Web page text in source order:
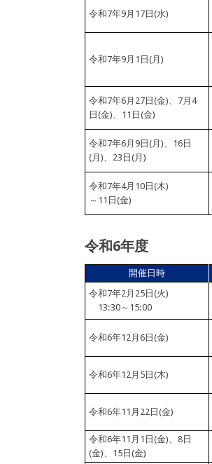
令和7年9月17日(水)
令和7年9月1日(月)
令和7年6月27日(金)、7月4
日(金)、11日(金)
令和7年6月9日(月)、16日
(月)、23日(月)
令和7年4月10日(木)
～11日(金)
令和6年度
開催日時
令和7年2月25日(火)
13:30～15:00
令和6年12月6日(金)
令和6年12月5日(木)
令和6年11月22日(金)
令和6年11月1日(金)、8日
(金)、15日(金)